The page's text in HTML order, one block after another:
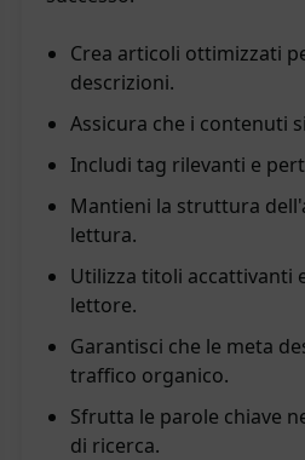
Crea articoli ottimizzati
descrizioni.
Assicura che i contenuti
Includi tag rilevanti e
Mantieni la struttura
lettura.
Utilizza titoli accattivanti
lettore.
Garantisci che le meta
traffico organico.
Sfrutta le parole chiave
di ricerca.